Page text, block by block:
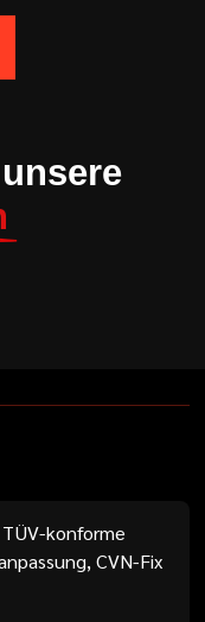
konforme
CVN-Fix